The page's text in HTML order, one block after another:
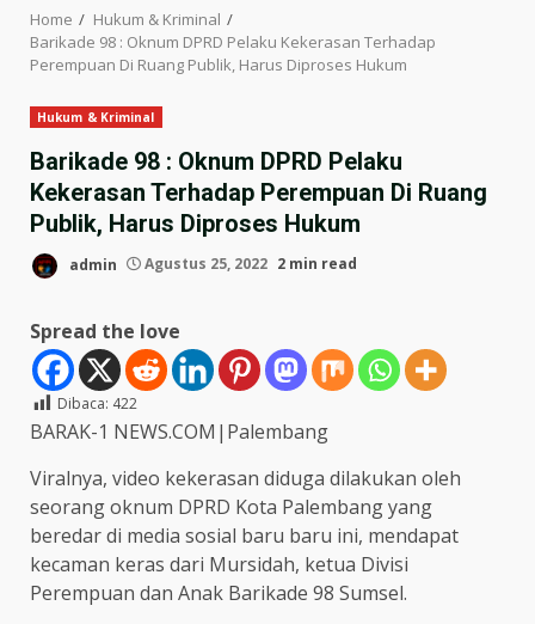
Home
Hukum & Kriminal
Barikade 98 : Oknum DPRD Pelaku Kekerasan Terhadap
Perempuan Di Ruang Publik, Harus Diproses Hukum
Hukum & Kriminal
Barikade 98 : Oknum DPRD Pelaku
Kekerasan Terhadap Perempuan Di Ruang
Publik, Harus Diproses Hukum
admin Agustus 25, 2022 2 min read
Spread the love
Dibaca: 422
BARAK-1 NEWS.COM|Palembang
Viralnya, video kekerasan diduga dilakukan oleh
seorang oknum DPRD Kota Palembang yang
beredar di media sosial baru baru ini, mendapat
kecaman keras dari Mursidah, ketua Divisi
Perempuan dan Anak Barikade 98 Sumsel.